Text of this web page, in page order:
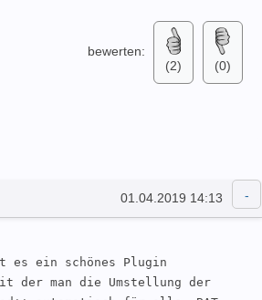
bewerten:
(2)
(0)
01.04.2019 14:13
es ein schönes Plugin
der man die Umstellung der